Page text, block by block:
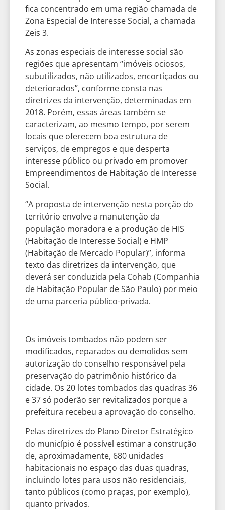
fica concentrado em uma região chamada de
Zona Especial de Interesse Social, a chamada
Zeis 3.
As zonas especiais de interesse social são
regiões que apresentam “imóveis ociosos,
subutilizados, não utilizados, encortiçados ou
deteriorados”, conforme consta nas
diretrizes da intervenção, determinadas em
2018. Porém, essas áreas também se
caracterizam, ao mesmo tempo, por serem
locais que oferecem boa estrutura de
serviços, de empregos e que desperta
interesse público ou privado em promover
Empreendimentos de Habitação de Interesse
Social.
“A proposta de intervenção nesta porção do
território envolve a manutenção da
população moradora e a produção de HIS
(Habitação de Interesse Social) e HMP
(Habitação de Mercado Popular)”, informa
texto das diretrizes da intervenção, que
deverá ser conduzida pela Cohab (Companhia
de Habitação Popular de São Paulo) por meio
de uma parceria público-privada.
Os imóveis tombados não podem ser
modificados, reparados ou demolidos sem
autorização do conselho responsável pela
preservação do patrimônio histórico da
cidade. Os 20 lotes tombados das quadras 36
e 37 só poderão ser revitalizados porque a
prefeitura recebeu a aprovação do conselho.
Pelas diretrizes do Plano Diretor Estratégico
do município é possível estimar a construção
de, aproximadamente, 680 unidades
habitacionais no espaço das duas quadras,
incluindo lotes para usos não residenciais,
tanto públicos (como praças, por exemplo),
quanto privados.